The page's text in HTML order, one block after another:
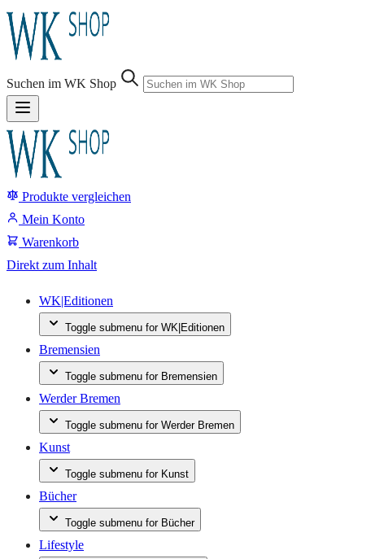
Suchen im WK Shop
Produkte vergleichen
Suche
Mein Konto
Warenkorb
Direkt zum Inhalt
WK|Editionen
Toggle submenu for WK|Editionen
Bremensien
Toggle submenu for Bremensien
Werder Bremen
Toggle submenu for Werder Bremen
Kunst
Toggle submenu for Kunst
Bücher
Toggle submenu for Bücher
Lifestyle